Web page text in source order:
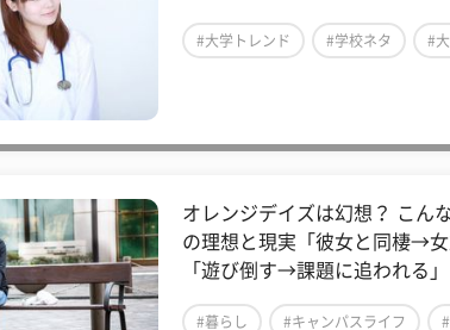
#大学トレンド #学校ネタ #
オレンジデイズは幻想？ こん
の理想と現実「彼女と同棲→女
「遊び倒す→課題に追われる」
#暮らし #キャンパスライフ